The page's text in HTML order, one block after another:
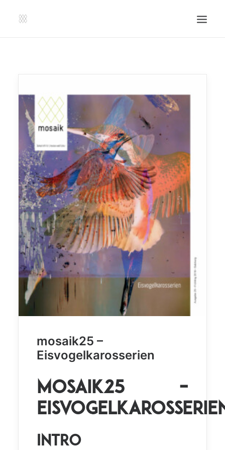
PUBLIKATIONEN
VERANSTALTUNGEN
PRESSE, IMPRESSUM UND KONTAKT
UNTERSTÜTZE UNS!
SEARCH
mosaik25 –
Eisvogelkarosserien
mosaik25 –
Intro